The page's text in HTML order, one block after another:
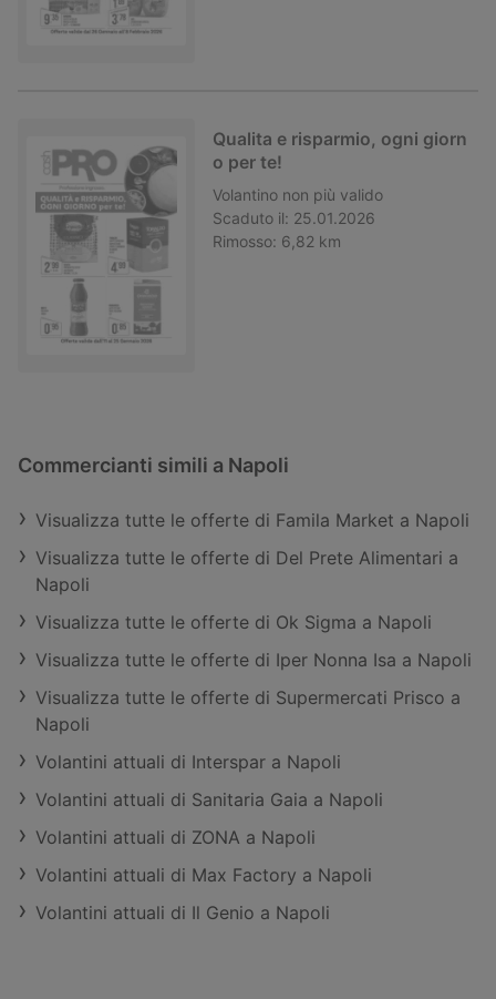
Qualita e risparmio, ogni giorn
o per te!
Volantino non più valido
Scaduto il: 25.01.2026
Rimosso: 6,82 km
Commercianti simili a Napoli
Visualizza tutte le offerte di Famila Market a Napoli
Visualizza tutte le offerte di Del Prete Alimentari a
Napoli
Visualizza tutte le offerte di Ok Sigma a Napoli
Visualizza tutte le offerte di Iper Nonna Isa a Napoli
Visualizza tutte le offerte di Supermercati Prisco a
Napoli
Volantini attuali di Interspar a Napoli
Volantini attuali di Sanitaria Gaia a Napoli
Volantini attuali di ZONA a Napoli
Volantini attuali di Max Factory a Napoli
Volantini attuali di Il Genio a Napoli